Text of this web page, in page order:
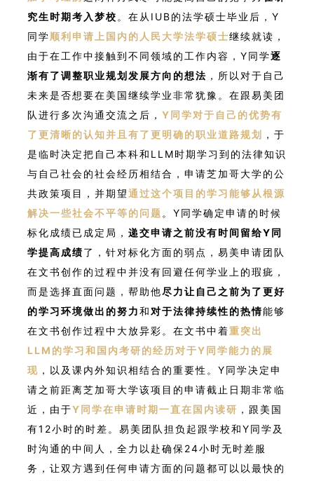
究生时期考入梦校。在从IUB的法学硕士毕业后，Y
同学顺利申请上国内的人民大学法学硕士继续就读，
由于在工作中接触到不同领域的工作内容，Y同学逐
渐有了调整职业规划发展方向的想法 ，所以对于自己
未来是否想要在美国继续学业非常犹豫。在跟易美团
队进行多次沟通交流之后， Y同学对于自己的优势有
了更清晰的认知并且有了更明确的职业道路规划 ，于
是临时决定把自己本科和LLM时期学习到的法律知识
与自己社会的社会经历相结合，申请芝加哥大学的公
共政策项目，并期望通过这个项目的学习能够从根源
解决一些社会不平等的问题。Y同学确定申请的时候
标化成绩已成定局， 递交申请之前没有时间留给Y同
学提高成绩了，针对标化方面的弱点，易美申请团队
在文书创作的过程中并没有回避任何学业上的瑕疵，
而是选择直面问题，帮助他尽力让自己之前为了更好
的学习环境做出的努力和对于法律持续性的热情能够
在文书创作过程中大放异彩。在文书中着重突出
LLM的学习和国内考研的经历对于Y同学能力的展
现 ，以及课内外知识相结合的重要性。Y同学决定申
请之前距离芝加哥大学该项目的申请截止日期非常临
近，由于Y同学在申请时期一直在国内读研 ，跟美国
有12小时的时差。易美团队担负起跟学校和Y同学及
时沟通的中间人，全力以赴确保24小时无时差服
务，让双方遇到任何申请方面的问题都可以以最快的